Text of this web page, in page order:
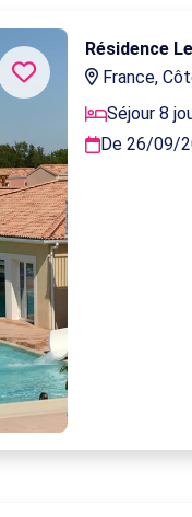
Résidence
France,
Séjour 8
De 26/09/